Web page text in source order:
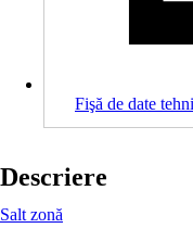
Fişă de date
Descriere
Salt zonă